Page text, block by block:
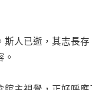
人已逝，其志長